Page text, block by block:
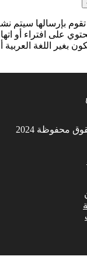
تقوم بإرسالها سيتم
على افتراء أو
بغير اللغة
محفوظة 2024